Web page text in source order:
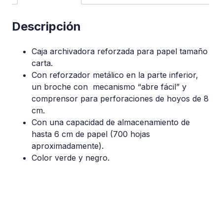
Descripción
Caja archivadora reforzada para papel tamaño
carta.
Con reforzador metálico en la parte inferior,
un broche con mecanismo “abre fácil” y
comprensor para perforaciones de hoyos de 8
cm.
Con una capacidad de almacenamiento de
hasta 6 cm de papel (700 hojas
aproximadamente).
Color verde y negro.